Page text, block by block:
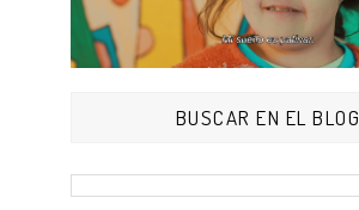
BUSCAR EN EL BLOG